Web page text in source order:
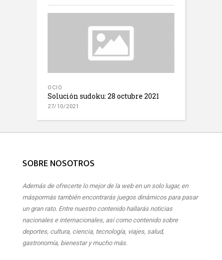
OCIO
Solución sudoku: 28 octubre 2021
27/10/2021
SOBRE NOSOTROS
Además de ofrecerte lo mejor de la web en un solo lugar, en
máspormás también encontrarás juegos dinámicos para pasar
un gran rato. Entre nuestro contenido hallarás noticias
nacionales e internacionales, así como contenido sobre
deportes, cultura, ciencia, tecnología, viajes, salud,
gastronomía, bienestar y mucho más.